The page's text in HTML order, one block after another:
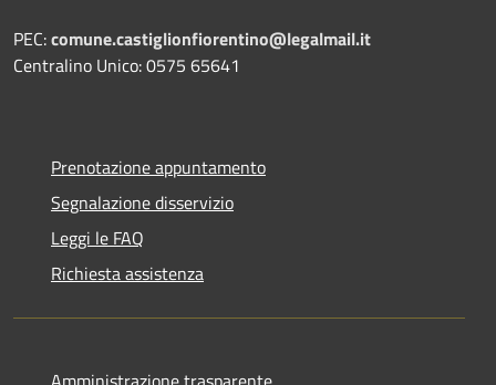
PEC:comune.castiglionfiorentino@legalmail.it
Centralino Unico: 0575 65641
Prenotazione appuntamento
Segnalazione disservizio
Leggi le FAQ
Richiesta assistenza